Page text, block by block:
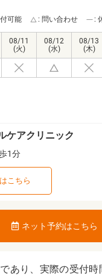
可能 : 問い合わせ :
08/11
(火)
08/12
(水)
08/13
(木)
ケアクリニック
1分
こちら
ネット予約はこちら
あり、実際の受付